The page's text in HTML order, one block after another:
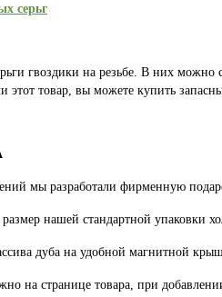
серьг
гвоздики на резьбе. В них можно
этот товар, вы можете купить
мы разработали фирменную
нашей стандартной
дуба на удобной магнитной
на странице товара, при